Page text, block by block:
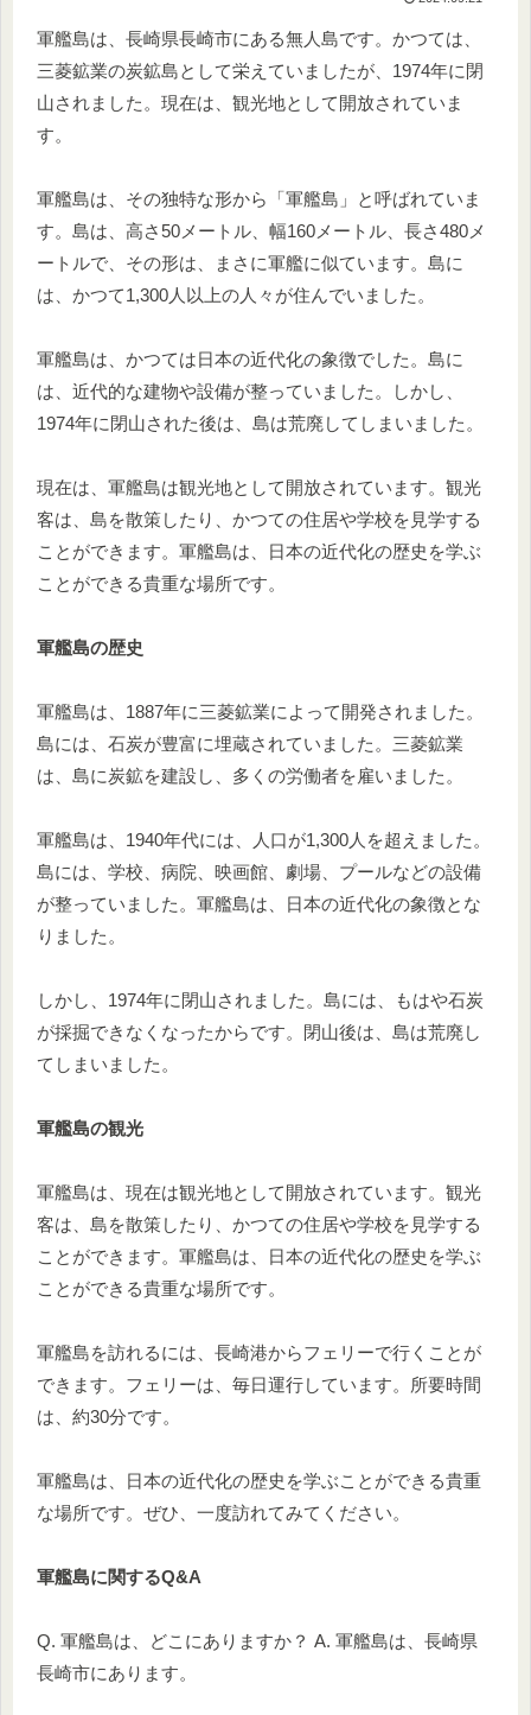
軍艦島は、長崎県長崎市にある無人島です。かつては、
三菱鉱業の炭鉱島として栄えていましたが、1974年に閉
山されました。現在は、観光地として開放されていま
す。
軍艦島は、その独特な形から「軍艦島」と呼ばれていま
す。島は、高さ50メートル、幅160メートル、長さ480メ
ートルで、その形は、まさに軍艦に似ています。島に
は、かつて1,300人以上の人々が住んでいました。
軍艦島は、かつては日本の近代化の象徴でした。島に
は、近代的な建物や設備が整っていました。しかし、
1974年に閉山された後は、島は荒廃してしまいました。
現在は、軍艦島は観光地として開放されています。観光
客は、島を散策したり、かつての住居や学校を見学する
ことができます。軍艦島は、日本の近代化の歴史を学ぶ
ことができる貴重な場所です。
軍艦島の歴史
軍艦島は、1887年に三菱鉱業によって開発されました。
島には、石炭が豊富に埋蔵されていました。三菱鉱業
は、島に炭鉱を建設し、多くの労働者を雇いました。
軍艦島は、1940年代には、人口が1,300人を超えました。
島には、学校、病院、映画館、劇場、プールなどの設備
が整っていました。軍艦島は、日本の近代化の象徴とな
りました。
しかし、1974年に閉山されました。島には、もはや石炭
が採掘できなくなったからです。閉山後は、島は荒廃し
てしまいました。
軍艦島の観光
軍艦島は、現在は観光地として開放されています。観光
客は、島を散策したり、かつての住居や学校を見学する
ことができます。軍艦島は、日本の近代化の歴史を学ぶ
ことができる貴重な場所です。
軍艦島を訪れるには、長崎港からフェリーで行くことが
できます。フェリーは、毎日運行しています。所要時間
は、約30分です。
軍艦島は、日本の近代化の歴史を学ぶことができる貴重
な場所です。ぜひ、一度訪れてみてください。
軍艦島に関するQ&A
Q. 軍艦島は、どこにありますか？ A. 軍艦島は、長崎県
長崎市にあります。